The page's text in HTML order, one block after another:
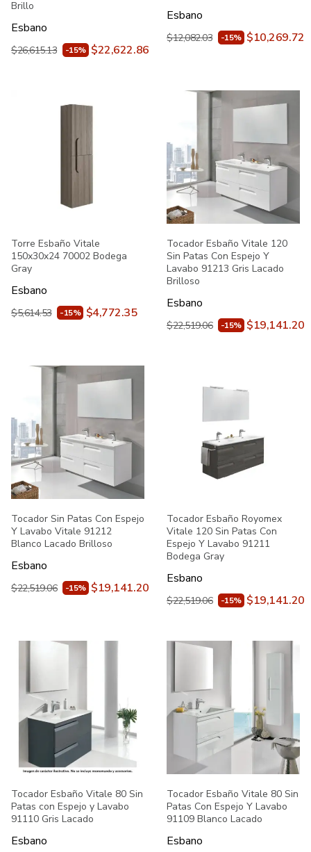
Brillo
Esbano
$26,615.13 -15% $22,622.86
Esbano
$12,082.03 -15% $10,269.72
Torre Esbaño Vitale
150x30x24 70002 Bodega
Gray
Esbano
$5,614.53 -15% $4,772.35
Tocador Esbaño Vitale 120
Sin Patas Con Espejo Y
Lavabo 91213 Gris Lacado
Brilloso
Esbano
$22,519.06 -15% $19,141.20
Tocador Sin Patas Con Espejo
Y Lavabo Vitale 91212
Blanco Lacado Brilloso
Esbano
$22,519.06 -15% $19,141.20
Tocador Esbaño Royomex
Vitale 120 Sin Patas Con
Espejo Y Lavabo 91211
Bodega Gray
Esbano
$22,519.06 -15% $19,141.20
Tocador Esbaño Vitale 80 Sin
Patas con Espejo y Lavabo
91110 Gris Lacado
Esbano
Tocador Esbaño Vitale 80 Sin
Patas Con Espejo Y Lavabo
91109 Blanco Lacado
Esbano